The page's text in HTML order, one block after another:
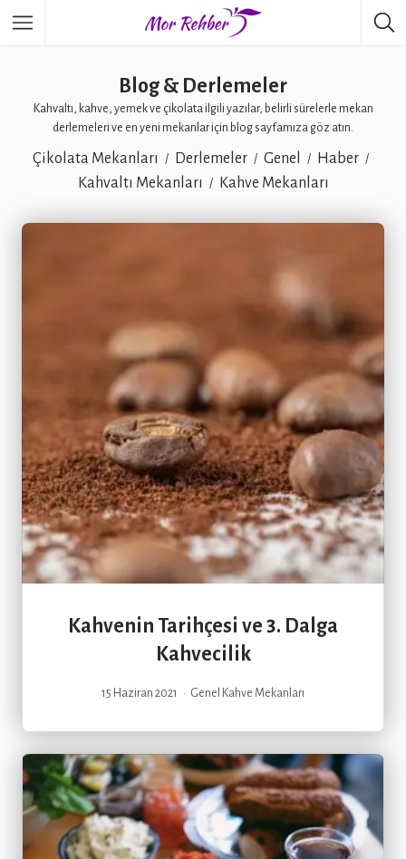
Blog & Derlemeler
Kahvaltı, kahve, yemek ve çikolata ilgili yazılar, belirli sürelerle mekan
derlemeleri ve en yeni mekanlar için blog sayfamıza göz atın.
Çikolata Mekanları Derlemeler Genel
Haber
Kahvaltı Mekanları
Kahve Mekanları
Kahvenin Tarihçesi ve 3. Dalga
Kahvecilik
15 Haziran 2021 Genel Kahve Mekanları